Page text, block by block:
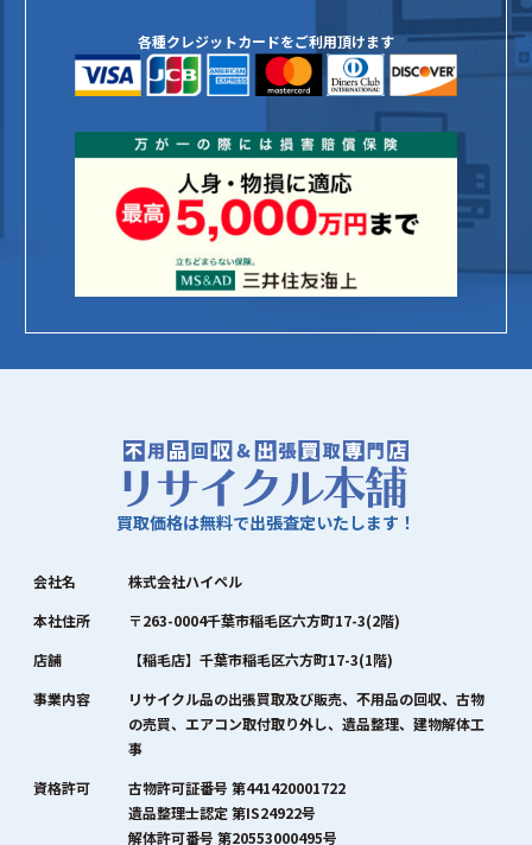
各種クレジットカードをご利用頂けます
買取価格は無料で出張査定いたします！
会社名
株式会社ハイペル
本社住所
〒263-0004千葉市稲毛区六方町17-3(2階)
店舗
【稲毛店】千葉市稲毛区六方町17-3(1階)
事業内容
リサイクル品の出張買取及び販売、不用品の回収、古物
の売買、エアコン取付取り外し、遺品整理、建物解体工
事
資格許可
古物許可証番号 第441420001722
遺品整理士認定 第IS24922号
解体許可番号 第20553000495号